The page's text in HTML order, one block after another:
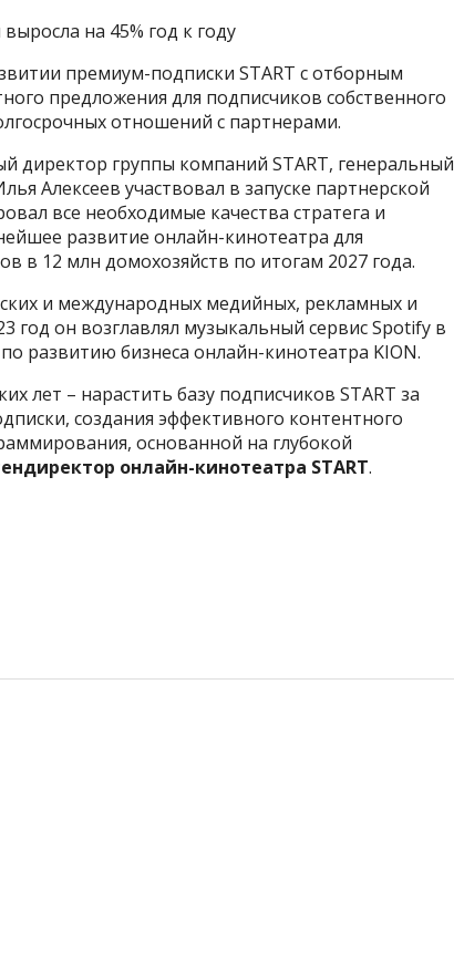
на 45% год к году
премиум-подписки START с отборным
предложения для подписчиков собственного
отношений с партнерами.
директор группы компаний START, генеральный
Алексеев участвовал в запуске партнерской
все необходимые качества стратега и
развитие онлайн-кинотеатра для
в 12 млн домохозяйств по итогам 2027 года.
и международных медийных, рекламных и
год он возглавлял музыкальный сервис Spotify в
развитию бизнеса онлайн-кинотеатра KION.
лет – нарастить базу подписчиков START за
создания эффективного контентного
основанной на глубокой
онлайн-кинотеатра START.